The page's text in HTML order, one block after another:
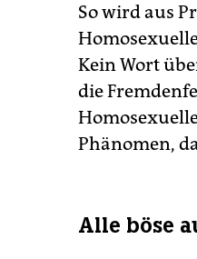
So wird aus
Kein Wort
die
Phänomen,
Alle böse